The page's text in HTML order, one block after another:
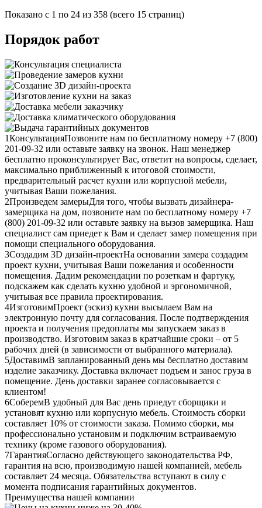
Показано с 1 по 24 из 358 (всего 15 страниц)
Порядок работ
1КонсультацияПозвоните нам по бесплатному номеру +7 (800)
201-09-32 или оставьте заявку на звонок. Наш менеджер
бесплатно проконсультирует Вас, ответит на вопросы, сделает,
максимально приближенный к итоговой стоимости,
предварительный расчет кухни или корпусной мебели,
учитывая Ваши пожелания.
2Произведем замерыДля того, чтобы вызвать дизайнера-
замерщика на дом, позвоните нам по бесплатному номеру +7
(800) 201-09-32 или оставьте заявку на вызов замерщика. Наш
специалист сам приедет к Вам и сделает замер помещения при
помощи специального оборудования.
3Создадим 3D дизайн-проектНа основании замера создадим
проект кухни, учитывая Ваши пожелания и особенности
помещения. Дадим рекомендации по розеткам и фартуку,
подскажем как сделать кухню удобной и эргономичной,
учитывая все правила проектирования.
4ИзготовимПроект (эскиз) кухни высылаем Вам на
электронную почту для согласования. После подтверждения
проекта и получения предоплаты мы запускаем заказ в
производство. Изготовим заказ в кратчайшие сроки – от 5
рабочих дней (в зависимости от выбранного материала).
5ДоставимВ запланированный день мы бесплатно доставим
изделие заказчику. Доставка включает подъем и занос груза в
помещение. День доставки заранее согласовывается с
клиентом!
6СоберемВ удобный для Вас день приедут сборщики и
установят кухню или корпусную мебель. Стоимость сборки
составляет 10% от стоимости заказа. Помимо сборки, мы
профессионально установим и подключим встраиваемую
технику (кроме газового оборудования).
7ГарантияСогласно действующего законодательства РФ,
гарантия на всю, производимую нашей компанией, мебель
составляет 24 месяца. Обязательства вступают в силу с
момента подписания гарантийных документов.
Преимущества нашей компании